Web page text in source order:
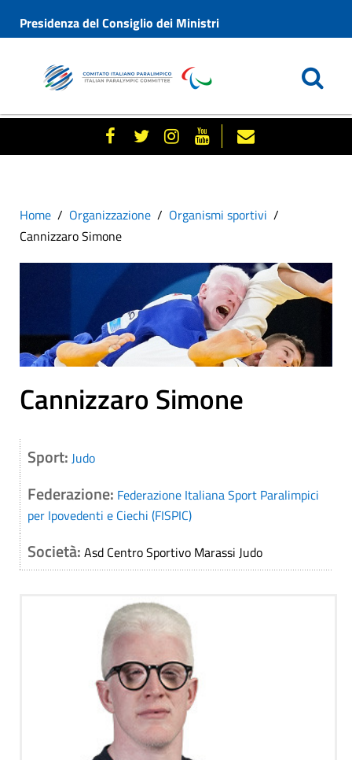
Presidenza del Consiglio dei Ministri
Home Organizzazione
Organismi sportivi
Cannizzaro Simone
Cannizzaro Simone
Sport: Judo
Federazione: Federazione Italiana Sport Paralimpici
per Ipovedenti e Ciechi (FISPIC)
Società: Asd Centro Sportivo Marassi Judo